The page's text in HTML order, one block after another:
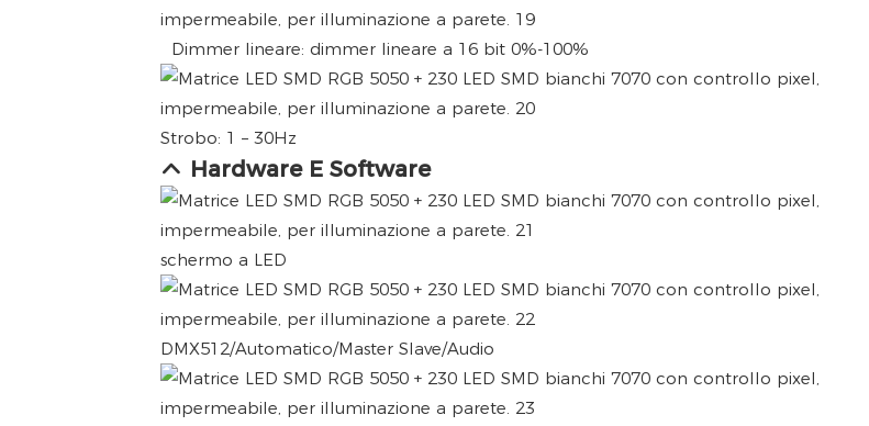
Dimmer lineare: dimmer lineare a 16 bit 0%-100%
Strobo: 1 – 30Hz
Hardware E Software
schermo a LED
DMX512/Automatico/Master Slave/Audio